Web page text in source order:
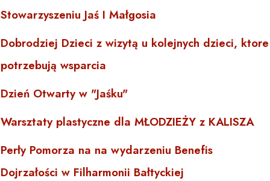
Stowarzyszeniu Jaś I Małgosia
Dobrodziej Dzieci z wizytą u kolejnych dzieci, ktore
potrzebują wsparcia
Dzień Otwarty w "Jaśku"
Warsztaty plastyczne dla MŁODZIEŻY z KALISZA
Perły Pomorza na na wydarzeniu Benefis
Dojrzałości w Filharmonii Bałtyckiej